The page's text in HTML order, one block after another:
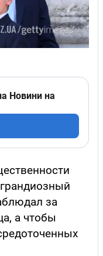
Новини на
за
а чтобы